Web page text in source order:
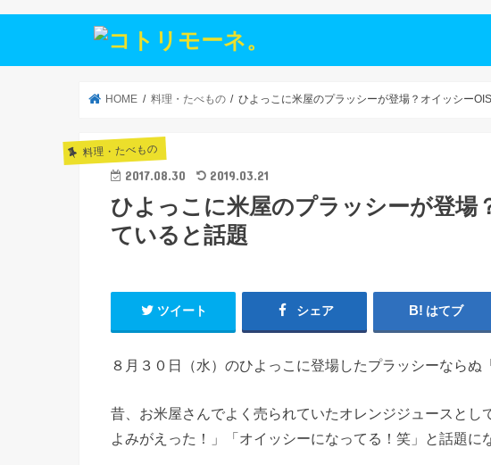
HOME 料理・たべもの ひよっこに米屋のプラッシーが登場？オイッシー
料理・たべもの
2017.08.30 2019.03.21
ひよっこに米屋のプラッシーが登場
ていると話題
ツイート シェア はてブ
８月３０日（水）のひよっこに登場したプラッシーならぬ
昔、お米屋さんでよく売られていたオレンジジュースと
よみがえった！」「オイッシーになってる！笑」と話題に